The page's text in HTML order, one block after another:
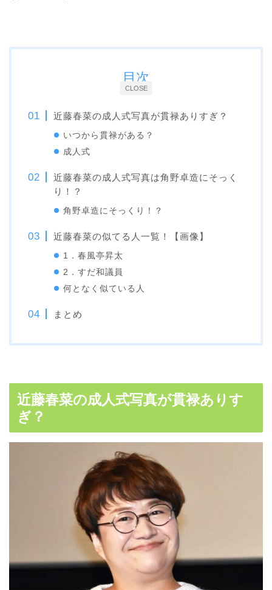
CLOSE
目次
近藤春菜の成人式写真が貫禄ありすぎ？
いつから貫禄がある？
成人式
近藤春菜の成人式写真は角野卓造にそっく
り！？
角野卓造にそっくり！？
近藤春菜の似てる人一覧！【画像】
1．春風亭昇太
2．すだ和議員
何となく似ている人
まとめ
近藤春菜の成人式写真が貫禄ありす
ぎ？